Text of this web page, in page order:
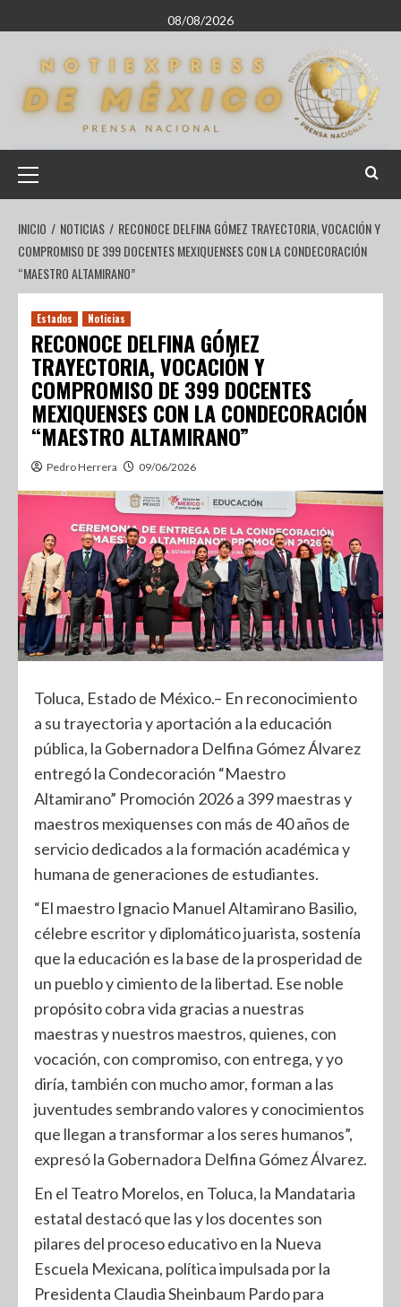
08/08/2026
INICIO NOTICIAS
RECONOCE DELFINA GÓMEZ TRAYECTORIA, VOCACIÓN Y
COMPROMISO DE 399 DOCENTES MEXIQUENSES CON LA CONDECORACIÓN
“MAESTRO ALTAMIRANO”
Estados Noticias
RECONOCE DELFINA GÓMEZ
TRAYECTORIA, VOCACIÓN Y
COMPROMISO DE 399 DOCENTES
MEXIQUENSES CON LA CONDECORACIÓN
“MAESTRO ALTAMIRANO”
Pedro Herrera 09/06/2026
Toluca, Estado de México.– En reconocimiento
a su trayectoria y aportación a la educación
pública, la Gobernadora Delfina Gómez Álvarez
entregó la Condecoración “Maestro
Altamirano” Promoción 2026 a 399 maestras y
maestros mexiquenses con más de 40 años de
servicio dedicados a la formación académica y
humana de generaciones de estudiantes.
“El maestro Ignacio Manuel Altamirano Basilio,
célebre escritor y diplomático juarista, sostenía
que la educación es la base de la prosperidad de
un pueblo y cimiento de la libertad. Ese noble
propósito cobra vida gracias a nuestras
maestras y nuestros maestros, quienes, con
vocación, con compromiso, con entrega, y yo
diría, también con mucho amor, forman a las
juventudes sembrando valores y conocimientos
que llegan a transformar a los seres humanos”,
expresó la Gobernadora Delfina Gómez Álvarez.
En el Teatro Morelos, en Toluca, la Mandataria
estatal destacó que las y los docentes son
pilares del proceso educativo en la Nueva
Escuela Mexicana, política impulsada por la
Presidenta Claudia Sheinbaum Pardo para